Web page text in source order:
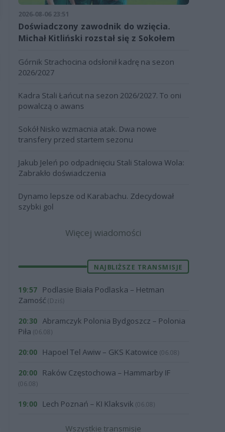
2026-08-06 23:51
Doświadczony zawodnik do wzięcia.
Michał Kitliński rozstał się z Sokołem
Górnik Strachocina odsłonił kadrę na sezon
2026/2027
Kadra Stali Łańcut na sezon 2026/2027. To oni
powalczą o awans
Sokół Nisko wzmacnia atak. Dwa nowe
transfery przed startem sezonu
Jakub Jeleń po odpadnięciu Stali Stalowa Wola:
Zabrakło doświadczenia
Dynamo lepsze od Karabachu. Zdecydował
szybki gol
Więcej wiadomości
NAJBLIŻSZE TRANSMISJE
19:57
Podlasie Biała Podlaska – Hetman
Zamość (Dziś)
20:30 Abramczyk Polonia Bydgoszcz – Polonia
Piła (06.08)
20:00 Hapoel Tel Awiw – GKS Katowice (06.08)
20:00 Raków Częstochowa – Hammarby IF
(06.08)
19:00 Lech Poznań – KI Klaksvik (06.08)
Wszystkie transmisje